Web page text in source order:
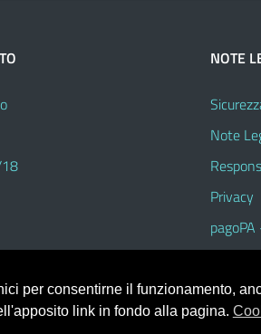
NOTE
Note
Privacy
per consentirne il funzionamento,
link in fondo alla pagina.